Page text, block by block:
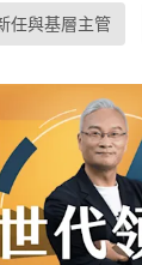
任與基層主管